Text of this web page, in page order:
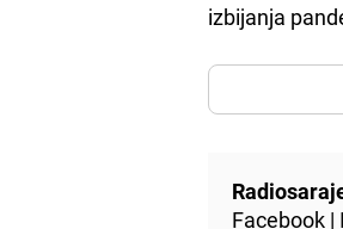
izbijanja
Facebook |